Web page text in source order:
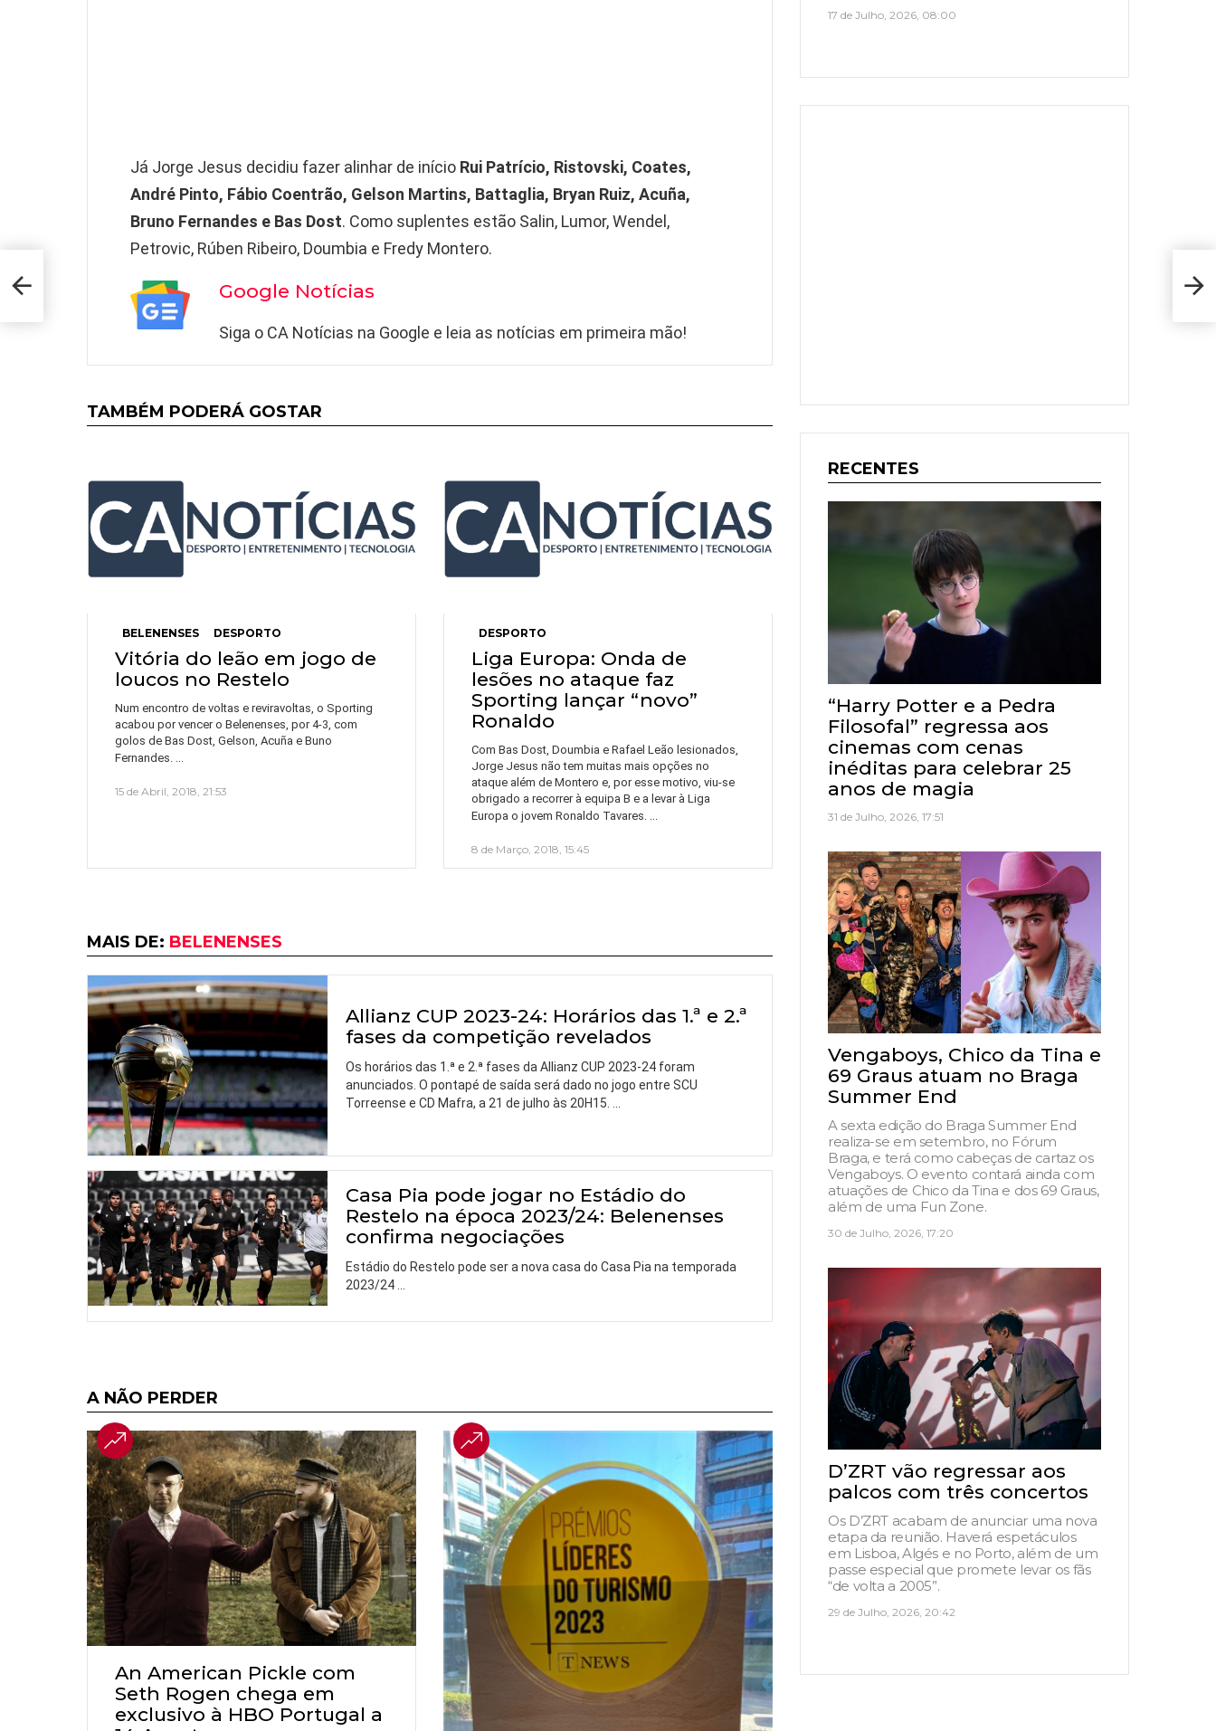
Já Jorge Jesus decidiu fazer alinhar de início Rui Patrício, Ristovski, Coates,
André Pinto, Fábio Coentrão, Gelson Martins, Battaglia, Bryan Ruiz, Acuña,
Bruno Fernandes e Bas Dost. Como suplentes estão Salin, Lumor, Wendel,
Petrovic, Rúben Ribeiro, Doumbia e Fredy Montero.
Google Notícias
Siga o CA Notícias na Google e leia as notícias em primeira mão!
TAMBÉM PODERÁ GOSTAR
BELENENSES DESPORTO
Vitória do leão em jogo de
loucos no Restelo
Num encontro de voltas e reviravoltas, o Sporting
acabou por vencer o Belenenses, por 4-3, com
golos de Bas Dost, Gelson, Acuña e Buno
Fernandes.
15 de Abril, 2018, 21:53
DESPORTO
Liga Europa: Onda de
lesões no ataque faz
Sporting lançar “novo”
Ronaldo
Com Bas Dost, Doumbia e Rafael Leão lesionados,
Jorge Jesus não tem muitas mais opções no
ataque além de Montero e, por esse motivo, viu-se
obrigado a recorrer à equipa B e a levar à Liga
Europa o jovem Ronaldo Tavares.
8 de Março, 2018, 15:45
MAIS DE: BELENENSES
Allianz CUP 2023-24: Horários das 1.ª e 2.ª
fases da competição revelados
Os horários das 1.ª e 2.ª fases da Allianz CUP 2023-24 foram
anunciados. O pontapé de saída será dado no jogo entre SCU
Torreense e CD Mafra, a 21 de julho às 20H15.
Casa Pia pode jogar no Estádio do
Restelo na época 2023/24: Belenenses
confirma negociações
Estádio do Restelo pode ser a nova casa do Casa Pia na temporada
2023/24
A NÃO PERDER
An American Pickle com
Seth Rogen chega em
exclusivo à HBO Portugal a
17 de Julho, 2026, 08:00
RECENTES
“Harry Potter e a Pedra
Filosofal” regressa aos
cinemas com cenas
inéditas para celebrar 25
anos de magia
31 de Julho, 2026, 17:51
Vengaboys, Chico da Tina e
69 Graus atuam no Braga
Summer End
A sexta edição do Braga Summer End
realiza-se em setembro, no Fórum
Braga, e terá como cabeças de cartaz os
Vengaboys. O evento contará ainda com
atuações de Chico da Tina e dos 69 Graus,
além de uma Fun Zone.
30 de Julho, 2026, 17:20
D’ZRT vão regressar aos
palcos com três concertos
Os D’ZRT acabam de anunciar uma nova
etapa da reunião. Haverá espetáculos
em Lisboa, Algés e no Porto, além de um
passe especial que promete levar os fãs
“de volta a 2005”.
29 de Julho, 2026, 20:42